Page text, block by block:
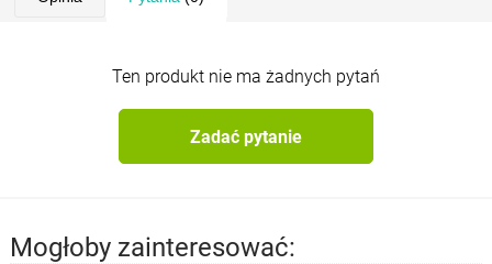
Ten produkt nie ma żadnych pytań
Zadać pytanie
Mogłoby zainteresować: